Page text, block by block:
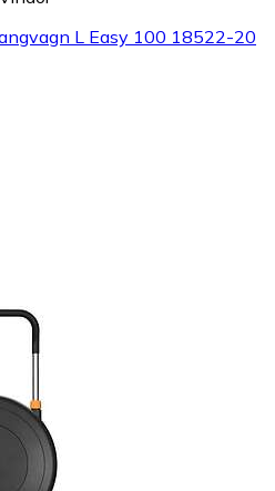
L Easy 100 18522-20